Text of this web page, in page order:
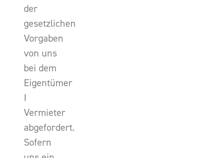
der
gesetzlichen
Vorgaben
von uns
bei dem
Eigentümer
I
Vermieter
abgefordert.
Sofern